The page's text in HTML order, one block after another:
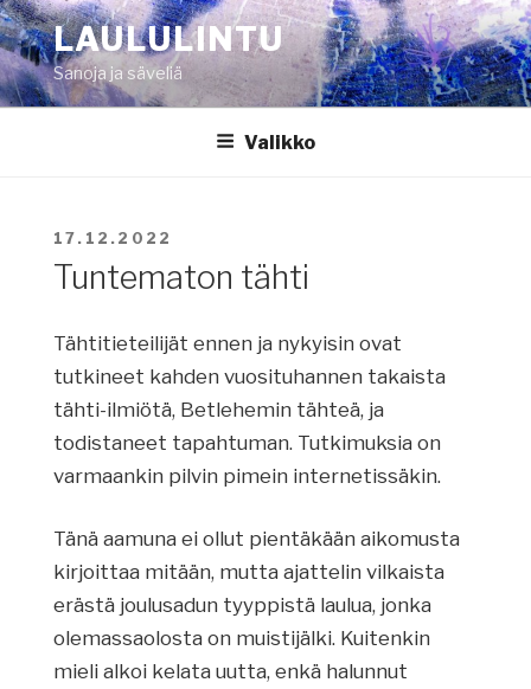
Siirry
sisältöönLAULULINTU
Sanoja ja säveliä
Valikko
JULKAISTU
17.12.2022
Tuntematon tähti
Tähtitieteilijät ennen ja nykyisin ovat
tutkineet kahden vuosituhannen takaista
tähti-ilmiötä, Betlehemin tähteä, ja
todistaneet tapahtuman. Tutkimuksia on
varmaankin pilvin pimein internetissäkin.
Tänä aamuna ei ollut pientäkään aikomusta
kirjoittaa mitään, mutta ajattelin vilkaista
erästä joulusadun tyyppistä laulua, jonka
olemassaolosta on muistijälki. Kuitenkin
mieli alkoi kelata uutta, enkä halunnut